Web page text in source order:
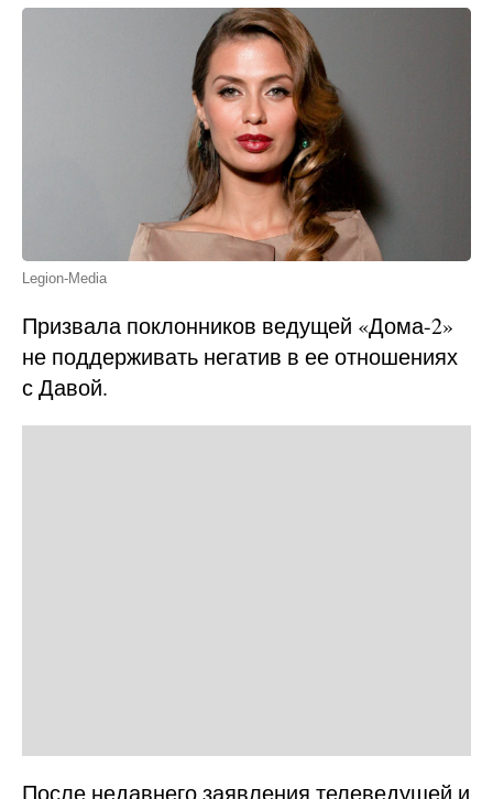
Legion-Media
Призвала поклонников ведущей «Дома-2»
не поддерживать негатив в ее отношениях
с Давой.
После недавнего заявления телеведущей и